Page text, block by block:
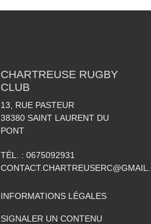
CHARTREUSE RUGBY
CLUB
13, RUE PASTEUR
38380 SAINT LAURENT DU
PONT
TÉL. : 0675092931
INFORMATIONS LÉGALES
SIGNALER UN CONTENU